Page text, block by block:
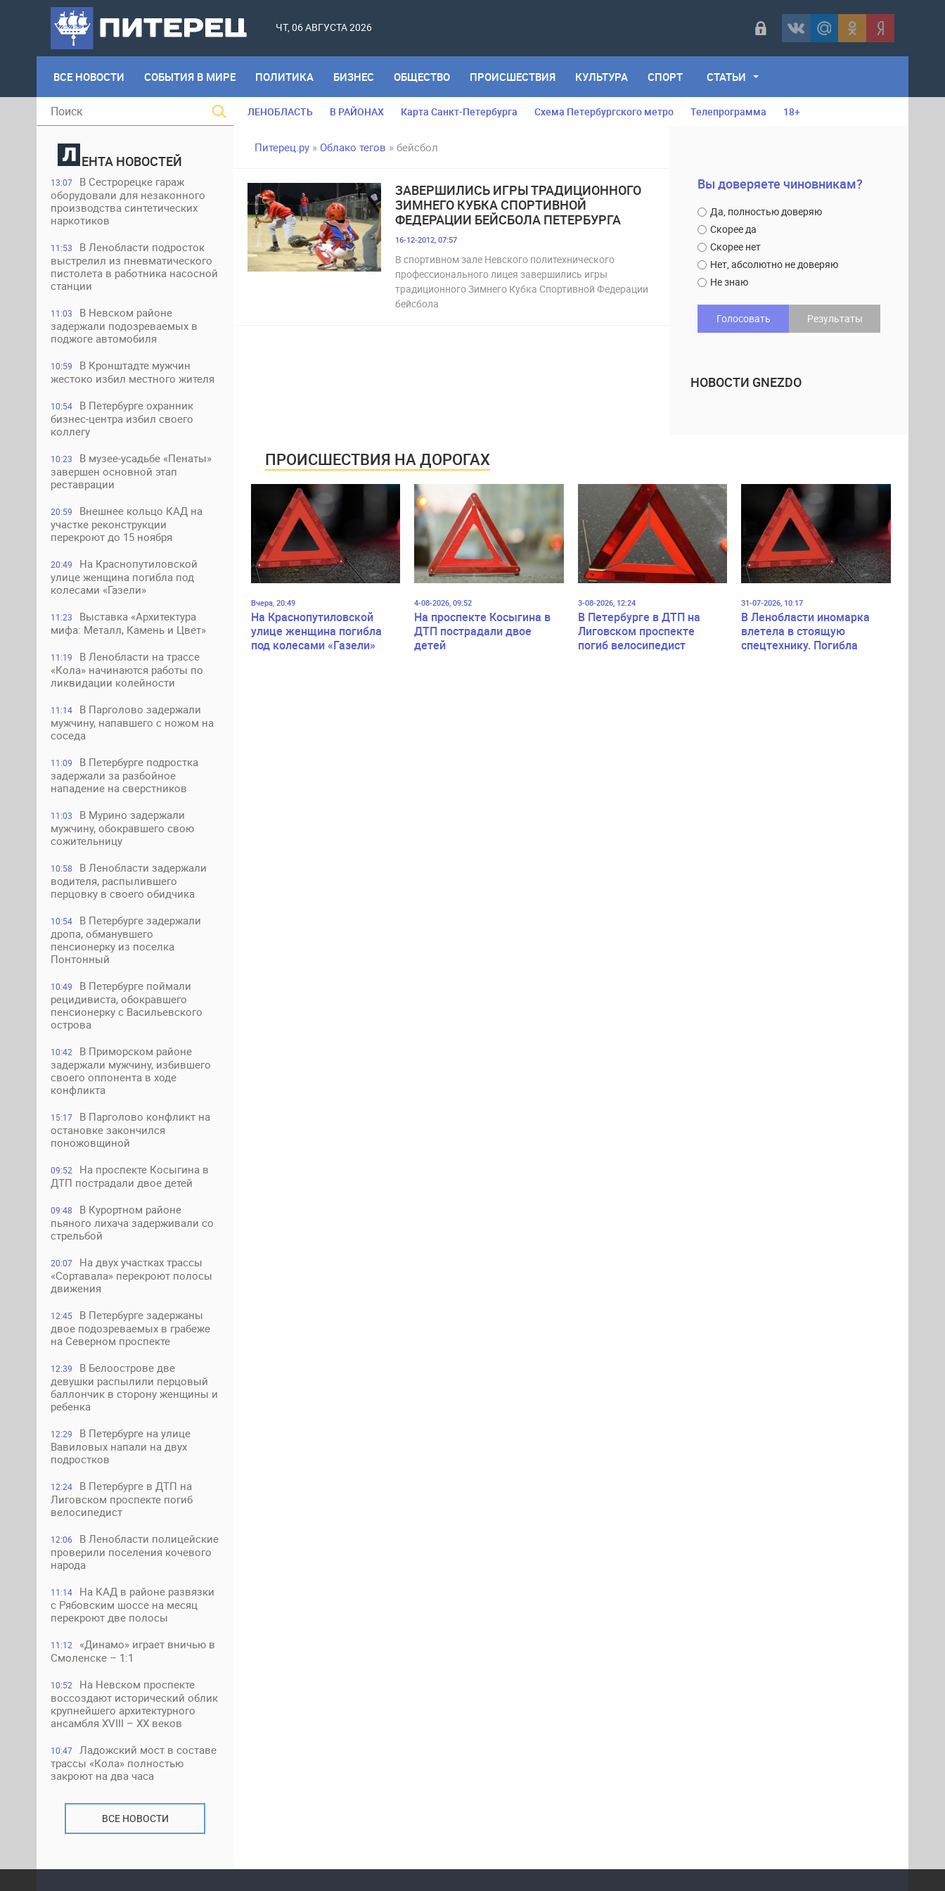
ЧТ, 06 АВГУСТА 2026
ВСЕ НОВОСТИ СОБЫТИЯ В МИРЕ ПОЛИТИКА БИЗНЕС ОБЩЕСТВО ПРОИСШЕСТВИЯ КУЛЬТУРА СПОРТ СТАТЬИ
ЕНТА НОВОСТЕЙ
13:07
В Сестрорецке гараж
оборудовали для незаконного
производства синтетических
наркотиков
11:53
В Ленобласти подросток
выстрелил из пневматического
пистолета в работника насосной
станции
11:03
В Невском районе
задержали подозреваемых в
поджоге автомобиля
10:59
В Кронштадте мужчин
жестоко избил местного жителя
10:54
В Петербурге охранник
бизнес-центра избил своего
коллегу
10:23
В музее-усадьбе «Пенаты»
завершен основной этап
реставрации
20:59
Внешнее кольцо КАД на
участке реконструкции
перекроют до 15 ноября
20:49
На Краснопутиловской
улице женщина погибла под
колесами «Газели»
11:23
Выставка «Архитектура
мифа: Металл, Камень и Цвет»
11:19
В Ленобласти на трассе
«Кола» начинаются работы по
ликвидации колейности
11:14
В Парголово задержали
мужчину, напавшего с ножом на
соседа
11:09
В Петербурге подростка
задержали за разбойное
нападение на сверстников
11:03
В Мурино задержали
мужчину, обокравшего свою
сожительницу
10:58
В Ленобласти задержали
водителя, распылившего
перцовку в своего обидчика
10:54
В Петербурге задержали
дропа, обманувшего
пенсионерку из поселка
Понтонный
10:49
В Петербурге поймали
рецидивиста, обокравшего
пенсионерку с Васильевского
острова
10:42
В Приморском районе
задержали мужчину, избившего
своего оппонента в ходе
конфликта
15:17
В Парголово конфликт на
остановке закончился
поножовщиной
09:52
На проспекте Косыгина в
ДТП пострадали двое детей
09:48
В Курортном районе
пьяного лихача задерживали со
стрельбой
20:07
На двух участках трассы
«Сортавала» перекроют полосы
движения
12:45
В Петербурге задержаны
двое подозреваемых в грабеже
на Северном проспекте
12:39
В Белоострове две
девушки распылили перцовый
баллончик в сторону женщины и
ребенка
12:29
В Петербурге на улице
Вавиловых напали на двух
подростков
12:24
В Петербурге в ДТП на
Лиговском проспекте погиб
велосипедист
12:06
В Ленобласти полицейские
проверили поселения кочевого
народа
11:14
На КАД в районе развязки
с Рябовским шоссе на месяц
перекроют две полосы
11:12
«Динамо» играет вничью в
Смоленске – 1:1
10:52
На Невском проспекте
воссоздают исторический облик
крупнейшего архитектурного
ансамбля XVIII – XX веков
10:47
Ладожский мост в составе
трассы «Кола» полностью
закроют на два часа
ВСЕ НОВОСТИ
ЛЕНОБЛАСТЬ В РАЙОНАХ Карта Санкт-Петербурга Схема Петербургского метро Телепрограмма 18+
Питерец.ру » Облако тегов » бейсбол
ЗАВЕРШИЛИСЬ ИГРЫ ТРАДИЦИОННОГО
ЗИМНЕГО КУБКА СПОРТИВНОЙ
ФЕДЕРАЦИИ БЕЙСБОЛА ПЕТЕРБУРГА
16-12-2012, 07:57
В спортивном зале Невского политехнического
профессионального лицея завершились игры
традиционного Зимнего Кубка Спортивной Федерации
бейсбола
Вы доверяете чиновникам?
Да, полностью доверяю
Скорее да
Скорее нет
Нет, абсолютно не доверяю
Не знаю
Голосовать Результаты
НОВОСТИ GNEZDO
ПРОИСШЕСТВИЯ НА ДОРОГАХ
Вчера, 20:49
На Краснопутиловской
улице женщина погибла
под колесами «Газели»
4-08-2026, 09:52
На проспекте Косыгина в
ДТП пострадали двое
детей
3-08-2026, 12:24
В Петербурге в ДТП на
Лиговском проспекте
погиб велосипедист
31-07-2026, 10:17
В Ленобласти иномарка
влетела в стоящую
спецтехнику. Погибла